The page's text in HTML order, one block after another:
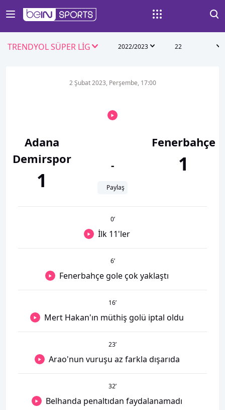
TRENDYOL SÜPER LİG 2022/2023 22
Adana
Demirspor
1
2 Şubat 2023, Perşembe, 17:00
-
Paylaş
Fenerbahçe
1
0’
İlk 11'ler
6’
Fenerbahçe gole çok yaklaştı
16’
Mert Hakan'ın müthiş golü iptal oldu
23’
Arao'nun vuruşu az farkla dışarıda
32’
Belhanda penaltıdan faydalanamadı